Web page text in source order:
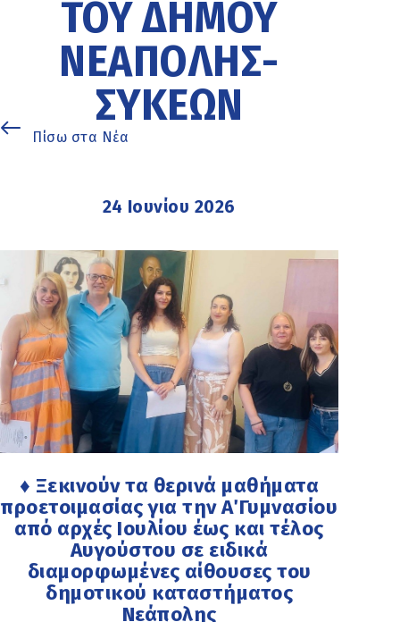
ΤΟΥ ΔΉΜΟΥ
ΝΕΆΠΟΛΗΣ-
ΣΥΚΕΏΝ
Πίσω στα Νέα
24 Ιουνίου 2026
♦ Ξεκινούν τα θερινά μαθήματα
προετοιμασίας για την Α΄ Γυμνασίου
από αρχές Ιουλίου έως και τέλος
Αυγούστου σε ειδικά
διαμορφωμένες αίθουσες του
δημοτικού καταστήματος
Νεάπολης